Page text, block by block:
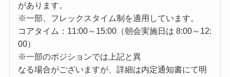
があります。
※一部、フレックスタイム制を適用しています。
コアタイム：11:00～15:00（朝会実施日は 8:00～12:
00）
※一部のポジションでは上記と異
なる場合がございますが、詳細は内定通知書にて明